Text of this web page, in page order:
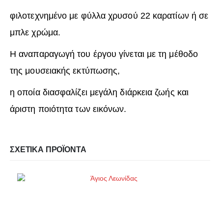
φιλοτεχνημένο με φύλλα χρυσού 22 καρατίων ή σε
μπλε χρώμα.
Η αναπαραγωγή του έργου γίνεται με τη μέθοδο
της μουσειακής εκτύπωσης,
η οποία διασφαλίζει μεγάλη διάρκεια ζωής και
άριστη ποιότητα των εικόνων.
ΣΧΕΤΙΚΆ ΠΡΟΪΌΝΤΑ